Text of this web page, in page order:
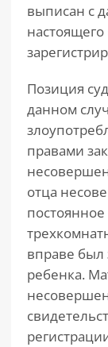
выписан с
Позиция
данном
правами
отца
вправе был
ребенка.